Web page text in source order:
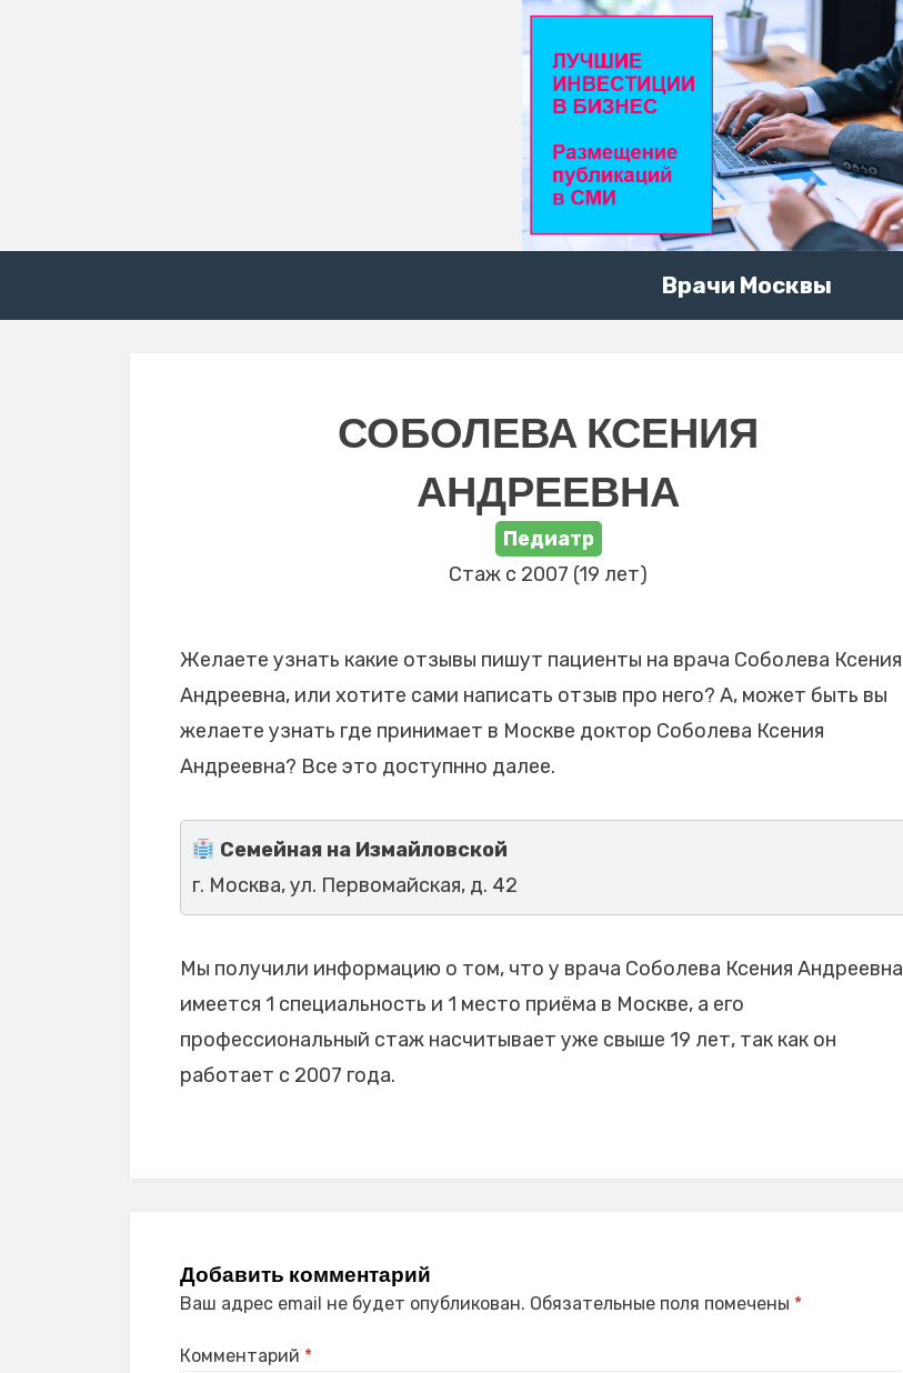
Врачи Москвы
СОБОЛЕВА КСЕНИЯ
АНДРЕЕВНА
Педиатр
Стаж с 2007 (19 лет)
Желаете узнать какие отзывы пишут пациенты на врача Соболева Ксения
Андреевна, или хотите сами написать отзыв про него? А, может быть вы
желаете узнать где принимает в Москве доктор Соболева Ксения
Андреевна? Все это доступнно далее.
Семейная на Измайловской
г. Москва, ул. Первомайская, д. 42
Мы получили информацию о том, что у врача Соболева Ксения Андреевна
имеется 1 специальность и 1 место приёма в Москве, а его
профессиональный стаж насчитывает уже свыше 19 лет, так как он
работает с 2007 года.
Добавить комментарий
Ваш адрес email не будет опубликован. Обязательные поля помечены *
Комментарий *